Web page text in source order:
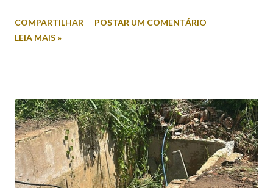
colocados. Na intenção espontânea, quando o eleitor
estimulado, em que os candidatos são apresentados ao
entrevistado, Mitidieri mantém a liderança com 44,2%,
seguido por Valmir de Francisquinho, com 34,5%. Ricardo
Marques aparece com 17,6%, enquanto outros somam 3,7%.
O índice de eleitores indecisos, que não souberam ou
COMPARTILHAR
POSTAR UM COMENTÁRIO
LEIA MAIS »